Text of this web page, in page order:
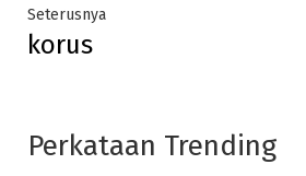
SeterusnyaNext
korus
Perkataan Trending